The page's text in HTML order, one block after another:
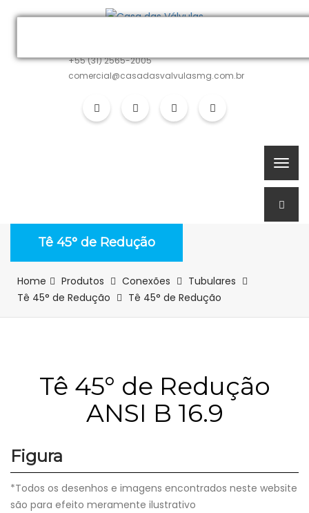
+55 (31) 2565-2005
comercial@casadasvalvulasmg.com.br
Tê 45° de Redução
Home Produtos Conexões
Tubulares
Tê 45° de Redução
Tê 45° de Redução
Tê 45° de Redução
ANSI B 16.9
Figura
*Todos os desenhos e imagens encontrados neste website
são para efeito meramente ilustrativo